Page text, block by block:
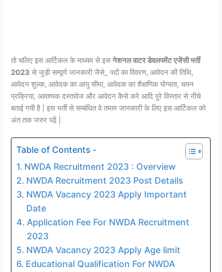
तो चलिए इस आर्टिकल के माध्यम से इसनेशनल वाटर डेवलपमेंट एजेंसी भर्ती
2023 से जुड़ी सम्पूर्ण जानकारी जैसे_ पदों का विवरण, आवेदन की तिथि,
आवेदन शुल्क, आवेदक का आयु सीमा, आवेदक का शैक्षणिक योग्यता, चयन
प्रक्रिया, आवश्यक दस्तावेज और आवेदन कैसे करे आदि पुरे विस्तार से नीचे
बताई गयी है | इस भर्ती से सम्बंधित वे तमाम जानकारी के लिए इस आर्टिकल को
अंत तक जरुर पढ़ें |
Table of Contents -
NWDA Recruitment 2023 : Overview
NWDA Recruitment 2023 Post Details
NWDA Vacancy 2023 Apply Important
Date
Application Fee For NWDA Recruitment
2023
NWDA Vacancy 2023 Apply Age limit
Educational Qualification For NWDA